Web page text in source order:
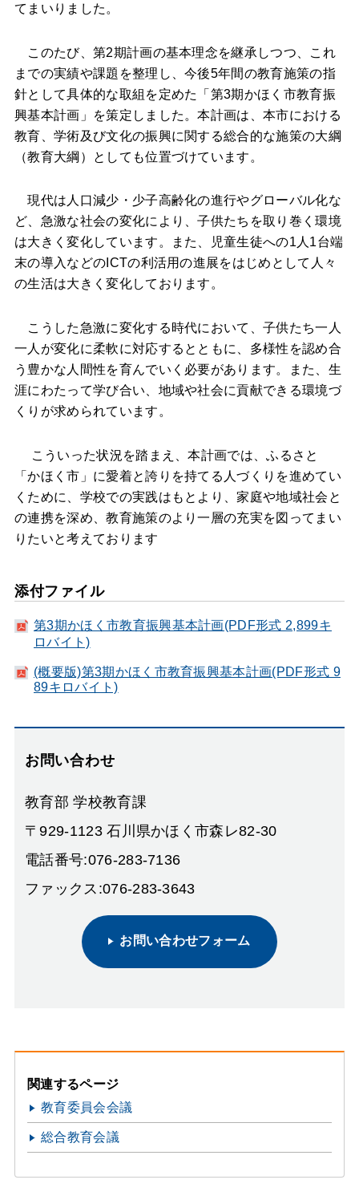
てまいりました。
このたび、第2期計画の基本理念を継承しつつ、これ
までの実績や課題を整理し、今後5年間の教育施策の指
針として具体的な取組を定めた「第3期かほく市教育振
興基本計画」を策定しました。本計画は、本市における
教育、学術及び文化の振興に関する総合的な施策の大綱
（教育大綱）としても位置づけています。
現代は人口減少・少子高齢化の進行やグローバル化な
ど、急激な社会の変化により、子供たちを取り巻く環境
は大きく変化しています。また、児童生徒への1人1台端
末の導入などのICTの利活用の進展をはじめとして人々
の生活は大きく変化しております。
こうした急激に変化する時代において、子供たち一人
一人が変化に柔軟に対応するとともに、多様性を認め合
う豊かな人間性を育んでいく必要があります。また、生
涯にわたって学び合い、地域や社会に貢献できる環境づ
くりが求められています。
こういった状況を踏まえ、本計画では、ふるさと
「かほく市」に愛着と誇りを持てる人づくりを進めてい
くために、学校での実践はもとより、家庭や地域社会と
の連携を深め、教育施策のより一層の充実を図ってまい
りたいと考えております
添付ファイル
第3期かほく市教育振興基本計画(PDF形式 2,899キ
ロバイト)
(概要版)第3期かほく市教育振興基本計画(PDF形式 9
89キロバイト)
お問い合わせ
教育部 学校教育課
〒929-1123 石川県かほく市森レ82-30
電話番号:076-283-7136
ファックス:076-283-3643
お問い合わせフォーム
関連するページ
教育委員会会議
総合教育会議